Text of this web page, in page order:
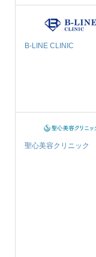
B-LINE CLINIC
聖心美容クリニック